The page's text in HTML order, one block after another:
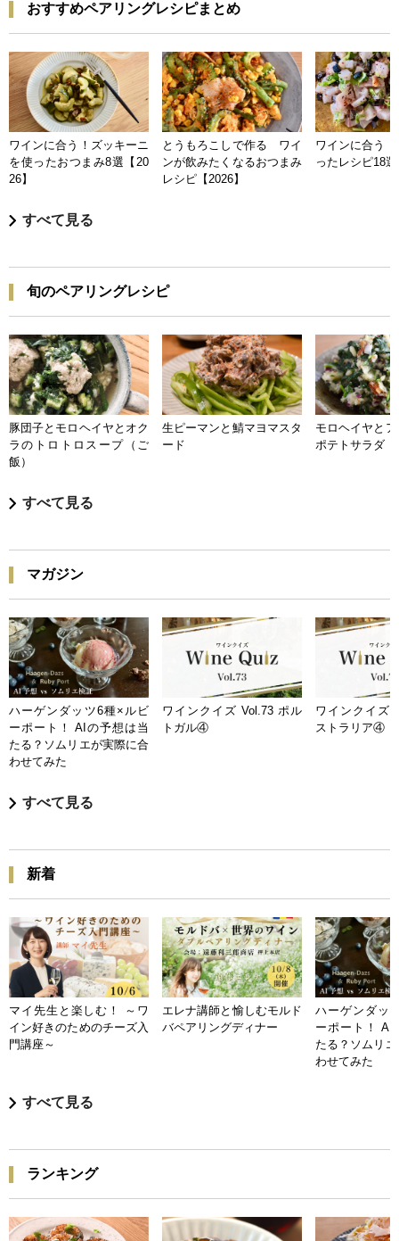
おすすめペアリングレシピまとめ
ワインに合う！ズッキーニ
を使ったおつまみ8選【20
26】
とうもろこしで作る ワイ
ンが飲みたくなるおつまみ
レシピ【2026】
ワインに合う
ったレシピ18
すべて見る
旬のペアリングレシピ
豚団子とモロヘイヤとオク
ラのトロトロスープ（ご
飯）
生ピーマンと鯖マヨマスタ
ード
モロヘイヤと
ポテトサラダ
すべて見る
マガジン
ハーゲンダッツ6種×ルビ
ーポート！ AIの予想は当
たる？ソムリエが実際に合
わせてみた
ワインクイズ Vol.73 ポル
トガル④
ワインクイズ
ストラリア④
すべて見る
新着
マイ先生と楽しむ！ ～ワ
イン好きのためのチーズ入
門講座～
エレナ講師と愉しむモルド
バペアリングディナー
ハーゲンダッ
ーポート！ AI
たる？ソムリ
わせてみた
すべて見る
ランキング